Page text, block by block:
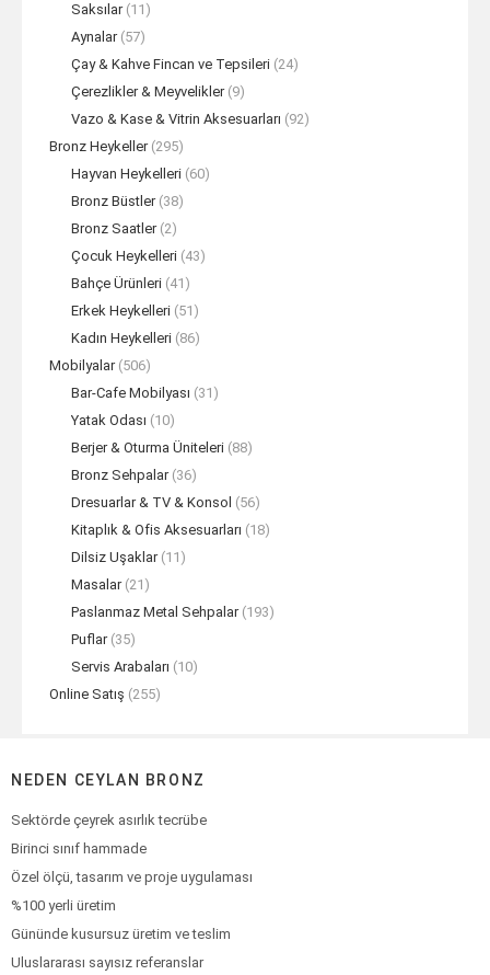
Saksılar (11)
Aynalar (57)
Çay & Kahve Fincan ve Tepsileri (24)
Çerezlikler & Meyvelikler (9)
Vazo & Kase & Vitrin Aksesuarları (92)
Bronz Heykeller (295)
Hayvan Heykelleri (60)
Bronz Büstler (38)
Bronz Saatler (2)
Çocuk Heykelleri (43)
Bahçe Ürünleri (41)
Erkek Heykelleri (51)
Kadın Heykelleri (86)
Mobilyalar (506)
Bar-Cafe Mobilyası (31)
Yatak Odası (10)
Berjer & Oturma Üniteleri (88)
Bronz Sehpalar (36)
Dresuarlar & TV & Konsol (56)
Kitaplık & Ofis Aksesuarları (18)
Dilsiz Uşaklar (11)
Masalar (21)
Paslanmaz Metal Sehpalar (193)
Puflar (35)
Servis Arabaları (10)
Online Satış (255)
NEDEN CEYLAN BRONZ
Sektörde çeyrek asırlık tecrübe
Birinci sınıf hammade
Özel ölçü, tasarım ve proje uygulaması
%100 yerli üretim
Gününde kusursuz üretim ve teslim
Uluslararası sayısız referanslar